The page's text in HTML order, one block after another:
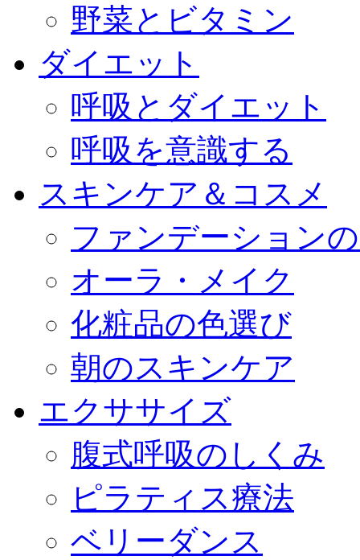
野菜とビタミン
ダイエット
呼吸とダイエット
呼吸を意識する
スキンケア＆コスメ
ファンデーション
オーラ・メイク
化粧品の色選び
朝のスキンケア
エクササイズ
腹式呼吸のしくみ
ピラティス療法
ベリーダンス